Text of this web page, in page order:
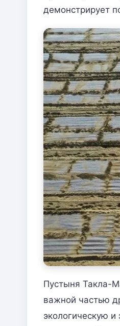
демонстрирует
Пустыня Такла-
важной частью
экологическую